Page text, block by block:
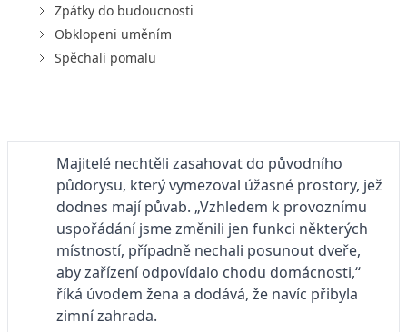
Zpátky do budoucnosti
Obklopeni uměním
Spěchali pomalu
Majitelé nechtěli zasahovat do původního
půdorysu, který vymezoval úžasné prostory, jež
dodnes mají půvab. „Vzhledem k provoznímu
uspořádání jsme změnili jen funkci některých
místností, případně nechali posunout dveře,
aby zařízení odpovídalo chodu domácnosti,“
říká úvodem žena a dodává, že navíc přibyla
zimní zahrada.